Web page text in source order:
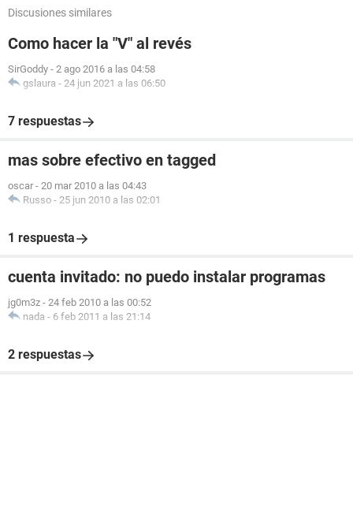
Discusiones similares
Como hacer la "V" al revés
SirGoddy - 2 ago 2016 a las 04:58
gslaura - 24 jun 2021 a las 06:50
7 respuestas
mas sobre efectivo en tagged
oscar - 20 mar 2010 a las 04:43
Russo - 25 jun 2010 a las 02:01
1 respuesta
cuenta invitado: no puedo instalar programas
jg0m3z - 24 feb 2010 a las 00:52
nada - 6 feb 2011 a las 21:14
2 respuestas